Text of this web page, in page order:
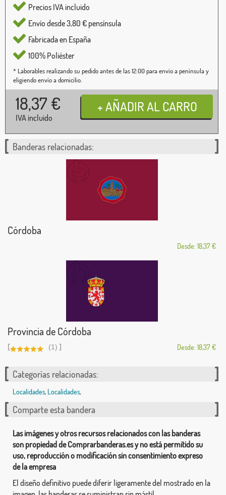
Precios IVA incluido
Envío desde 3,80 € pensínsula
Fabricada en España
100% Poliéster
* Laborables realizando su pedido antes de las 12:00 para envío a península y
eligiendo envío a domicilio.
18,37 €
IVA incluido
Banderas relacionadas:
Córdoba
Desde: 18,37 €
Provincia de Córdoba
[ (1) ] Desde: 18,37 €
Categorías relacionadas:
Localidades, Localidades,
Comparte esta bandera
Las imágenes y otros recursos relacionados con las banderas
son propiedad de Comprarbanderas.es y no está permitido su
uso, reproducción o modificación sin consentimiento expreso
de la empresa
El diseño definitivo puede diferir ligeramente del mostrado en la